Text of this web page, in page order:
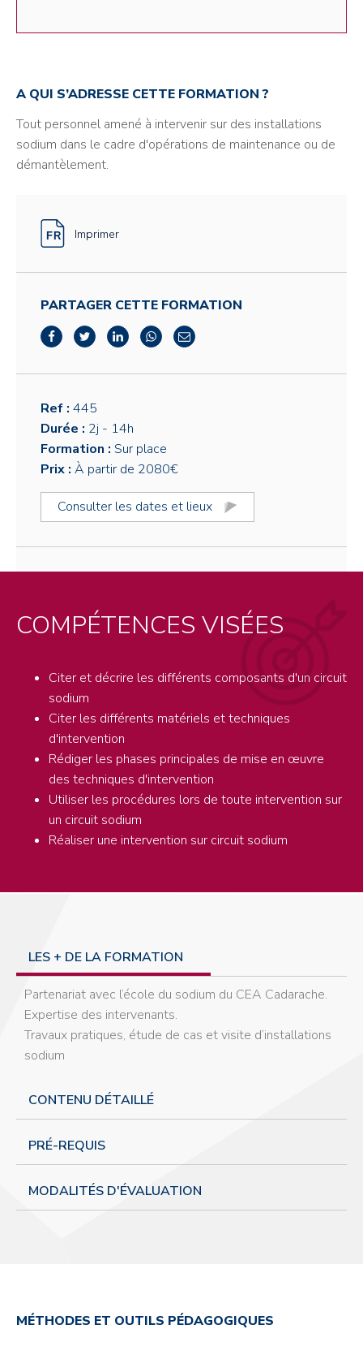
A QUI S’ADRESSE CETTE FORMATION ?
Tout personnel amené à intervenir sur des installations
sodium dans le cadre d'opérations de maintenance ou de
démantèlement.
Imprimer
PARTAGER CETTE FORMATION
Ref : 445
Durée : 2j - 14h
Formation : Sur place
Prix : À partir de 2080€
Consulter les dates et lieux
COMPÉTENCES VISÉES
Citer et décrire les différents composants d'un circuit
sodium
Citer les différents matériels et techniques
d'intervention
Rédiger les phases principales de mise en œuvre
des techniques d'intervention
Utiliser les procédures lors de toute intervention sur
un circuit sodium
Réaliser une intervention sur circuit sodium
LES + DE LA FORMATION
Partenariat avec l’école du sodium du CEA Cadarache.
Expertise des intervenants.
Travaux pratiques, étude de cas et visite d’installations
sodium
CONTENU DÉTAILLÉ
PRÉ-REQUIS
MODALITÉS D'ÉVALUATION
MÉTHODES ET OUTILS PÉDAGOGIQUES